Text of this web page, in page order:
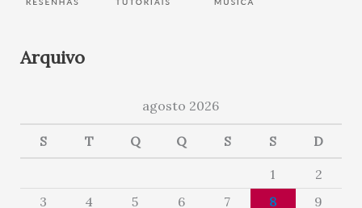
Arquivo
agosto 2026
S T Q Q S S D
1
2
3
4 5 6 7 8
9